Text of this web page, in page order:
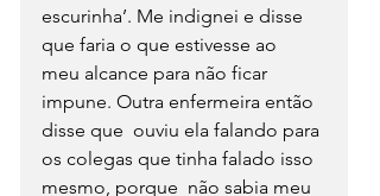
escurinha’. Me indignei e disse
que faria o que estivesse ao
meu alcance para não ficar
impune. Outra enfermeira então
disse que  ouviu ela falando para
os colegas que tinha falado isso
mesmo, porque  não sabia meu